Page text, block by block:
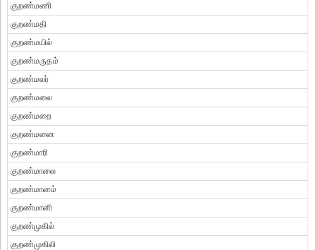
குறண்மணி
குறண்மதி
குறண்மயில்
குறண்மருதம்
குறண்மலர்
குறண்மலை
குறண்மறை
குறண்மனை
குறண்மாரி
குறண்மாலை
குறண்மானம்
குறண்மானி
குறண்முகில்
குறண்முகிலி